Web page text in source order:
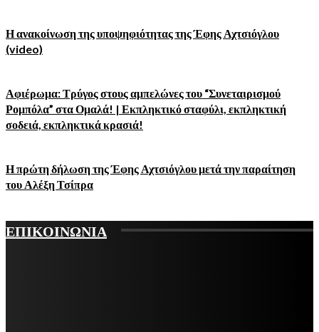
Η ανακοίνωση της υποψηφιότητας της Έφης Αχτσιόγλου
(video)
Αφιέρωμα: Τρύγος στους αμπελώνες του “Συνεταιρισμού
Ρομπόλα” στα Ομαλά! | Εκπληκτικό σταφύλι, εκπληκτική
σοδειά, εκπληκτικά κρασιά!
Η πρώτη δήλωση της Έφης Αχτσιόγλου μετά την παραίτηση
του Αλέξη Τσίπρα
ΕΠΙΚΟΙΝΩΝΙΑ